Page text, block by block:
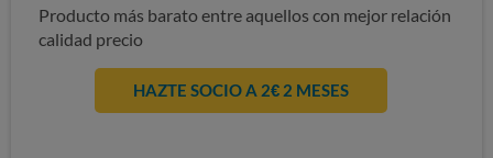
Producto más barato entre aquellos con mejor relación
calidad precio
HAZTE SOCIO A 2€ 2 MESES